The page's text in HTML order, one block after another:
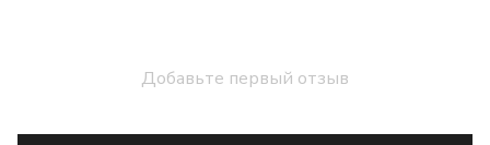
Добавьте первый отзыв